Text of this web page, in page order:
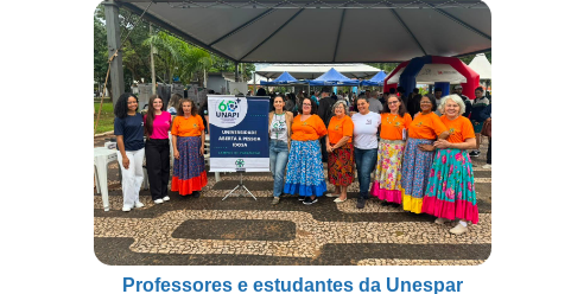
Professores e estudantes da Unespar